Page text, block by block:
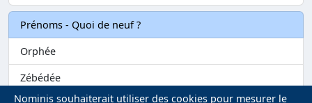
Prénoms - Quoi de neuf ?
Orphée
Zébédée
Nominis souhaiterait utiliser des cookies pour mesurer le